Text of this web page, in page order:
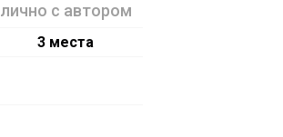
лично с автором
3 места